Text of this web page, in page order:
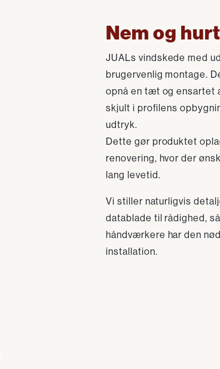
Nem og
JUALs vindskede med
brugervenlig montage.
opnå en tæt og ensartet
skjult i profilens
udtryk.
Dette gør produktet
renovering, hvor der
lang levetid.
Vi stiller naturligvis
datablade til rådighed,
håndværkere har den
installation.